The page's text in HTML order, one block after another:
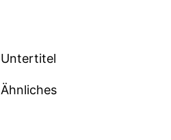
Untertitel
Ähnliches